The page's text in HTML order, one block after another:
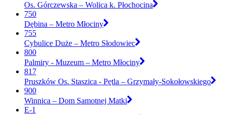
Os. Górczewska – Wolica k. Płochocina
750
Dębina – Metro Młociny
755
Cybulice Duże – Metro Słodowiec
800
Palmiry - Muzeum – Metro Młociny
817
Pruszków Os. Staszica - Pętla – Grzymały-Sokołowskiego
900
Winnica – Dom Samotnej Matki
E-1